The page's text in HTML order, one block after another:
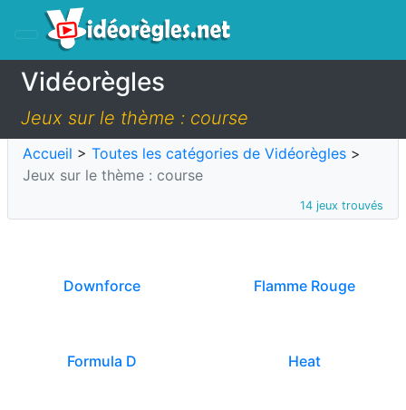
Vidéorègles
Jeux sur le thème : course
Accueil > Toutes les catégories de Vidéorègles >
Jeux sur le thème : course
14 jeux trouvés
Downforce Flamme Rouge
Formula D Heat